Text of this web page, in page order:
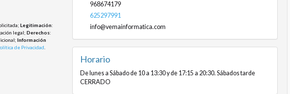
Legitimación:
legal; Derechos:
Información
de Privacidad
968674179
625297991
info@vemainformatica.com
Horario
De lunes a Sábado de 10 a 13:30 y de 17:15 a 20:30. Sábados tarde
CERRADO